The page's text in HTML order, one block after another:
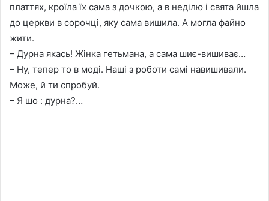
платтях, кроїла їх сама з дочкою, а в неділю і свята йшла
до церкви в сорочці, яку сама вишила. А могла файно
жити.
– Дурна якась! Жінка гетьмана, а сама шиє-вишиває…
– Ну, тепер то в моді. Наші з роботи самі навишивали.
Може, й ти спробуй.
– Я шо : дурна?…